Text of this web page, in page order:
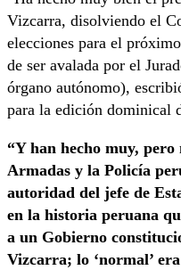
Vizcarra, disolviendo el
elecciones para el
de ser avalada por el
órgano autónomo),
para la edición dominical
“Y han hecho muy,
Armadas y la Policía
autoridad del jefe de
en la historia peruana
a un Gobierno
Vizcarra; lo ‘normal’